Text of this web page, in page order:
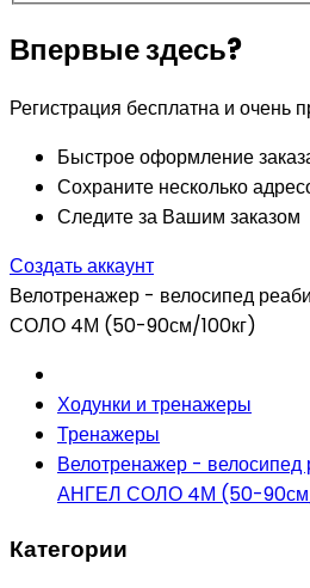
Впервые здесь?
Регистрация бесплатна и очень
Быстрое оформление
Сохраните несколько
Следите за Вашим заказом
Создать аккаунт
Велотренажер - велосипед
СОЛО 4М (50-90см/100кг)
Ходунки и тренажеры
Тренажеры
Велотренажер - велосипед
АНГЕЛ СОЛО 4М (50-90см/
Категории